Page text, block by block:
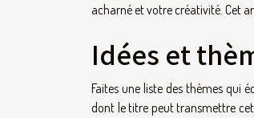
acharné et votre créativité. Cet
Idées et
Faites une liste des thèmes qui
dont le titre peut transmettre